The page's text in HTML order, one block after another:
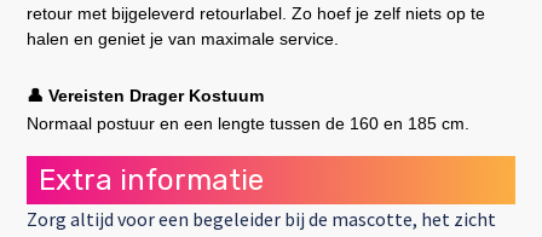
retour met bijgeleverd retourlabel. Zo hoef je zelf niets op te
halen en geniet je van maximale service.
👤 Vereisten Drager Kostuum
Normaal postuur en een lengte tussen de 160 en 185 cm.
Extra informatie
Zorg altijd voor een begeleider bij de mascotte, het zicht